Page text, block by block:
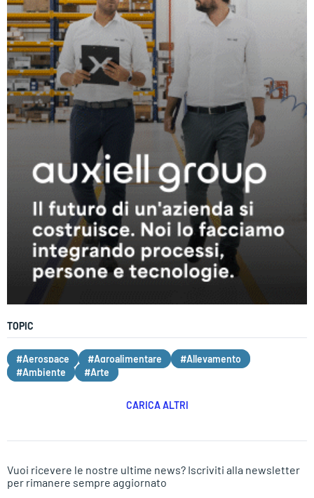
TOPIC
#Aerospace #Agroalimentare
#Allevamento
#Ambiente
#Arte
CARICA ALTRI
Vuoi ricevere le nostre ultime news? Iscriviti alla newsletter
per rimanere sempre aggiornato